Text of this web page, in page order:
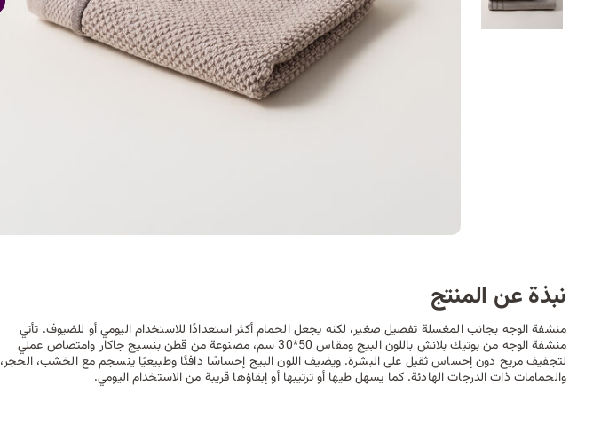
نبذة عن المنتج
منشفة الوجه بجانب المغسلة تفصيل صغير، لكنه يجعل الحمام أكثر استعدادًا للاستخدام اليومي أو للضيوف. تأتي
منشفة الوجه من بوتيك بلانش باللون البيج ومقاس 50*30 سم، مصنوعة من قطن بنسيج جاكار وامتصاص عملي
لتجفيف مريح دون إحساس ثقيل على البشرة. ويضيف اللون البيج إحساسًا دافئًا وطبيعيًا ينسجم مع الخشب، الحجر،
والحمامات ذات الدرجات الهادئة. كما يسهل طيها أو ترتيبها أو إبقاؤها قريبة من الاستخدام اليومي.